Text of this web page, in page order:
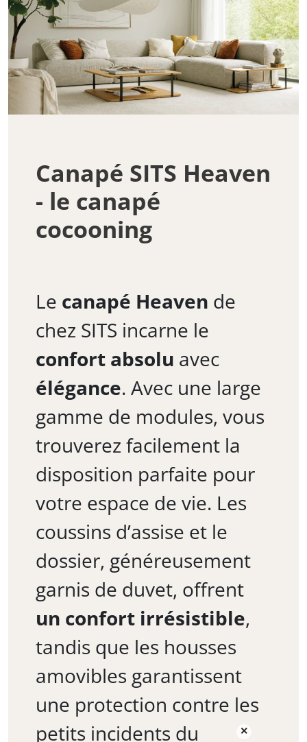
Canapé SITS Heaven
- le canapé
cocooning
Le canapé Heaven de
chez SITS incarne le
confort absolu avec
élégance. Avec une large
gamme de modules, vous
trouverez facilement la
disposition parfaite pour
votre espace de vie. Les
coussins d’assise et le
dossier, généreusement
garnis de duvet, offrent
un confort irrésistible,
tandis que les housses
amovibles garantissent
une protection contre les
petits incidents du
×